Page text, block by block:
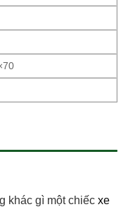
khác gì một chiếc xe